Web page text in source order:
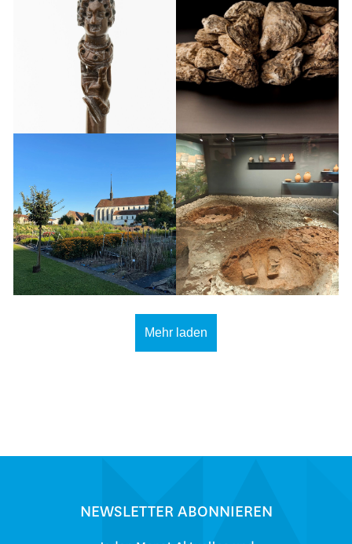
NEWSLETTER ABONNIEREN